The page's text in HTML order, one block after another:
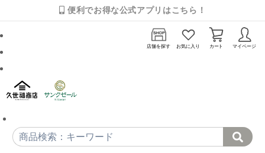
便利でお得な公式アプリはこちら！
店舗を探す お気に入り カート マイページ